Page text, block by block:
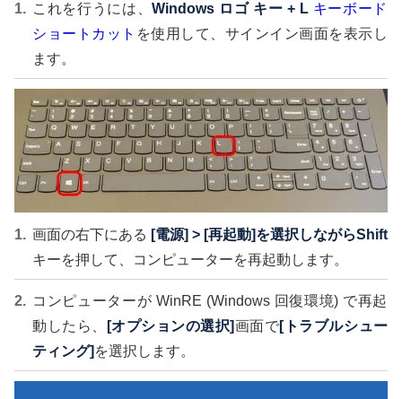
これを行うには、Windows ロゴ キー + L キーボード
ショートカット を使用して、サインイン画面を表示し
ます。
画面の右下にある [電源] > [再起動]を選択しながらShift
キーを押して、コンピューターを再起動します。
コンピューターが WinRE (Windows 回復環境) で再起
動したら、
[オプションの選択]画面で[トラブルシュー
ティング] を選択します。